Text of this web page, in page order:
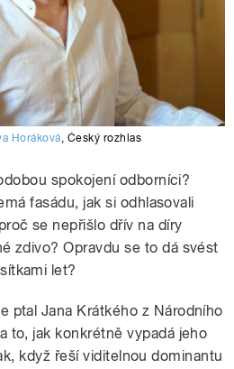
Horáková, Český rozhlas
spokojení odborníci?
fasádu, jak si odhlasovali
se nepřišlo dřív na díry
zdivo? Opravdu se to dá svést
let?
ptal Jana Krátkého z Národního
to, jak konkrétně vypadá jeho
když řeší viditelnou dominantu